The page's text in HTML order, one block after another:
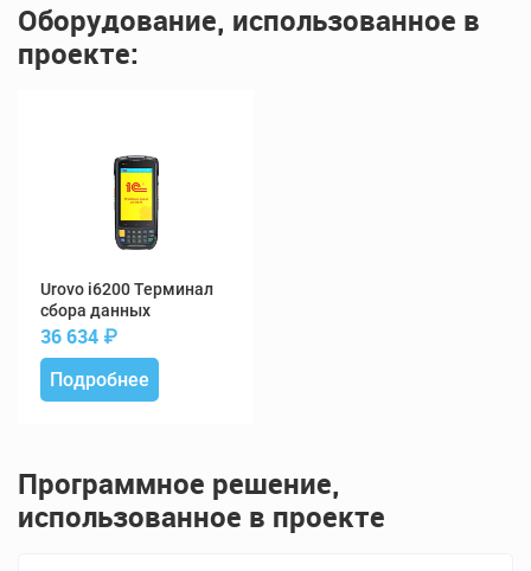
Оборудование, использованное в
проекте:
i6200 Терминал
сбора данных
36 634 ₽
Подробнее
Программное решение,
использованное в проекте